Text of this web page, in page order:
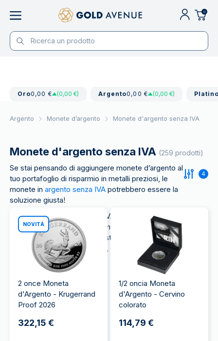
0
Oro0,00 € (0,00 €) Argento0,00 € (0,00 €)
Argento Monete d’argento Monete d'argento senza IVA
Monete d'argento senza IVA (259 prodotti)
Se stai pensando di aggiungere monete d’argento al
tuo portafoglio di risparmio in metalli preziosi, le
monete in argento senza IVA potrebbero essere la
soluzione giusta!
Le monete d’argento senza IVA consentono di
risparmiare sulla tassazione, investendo in un
metallo estremamente richiesto con un forte
potenziale di apprezzamento, anche con un piccolo
budget.
4
NOVITÀ
2 once Moneta
d'Argento - Krugerrand
Proof 2026
322,15 €
1/2 oncia Moneta
d'Argento - Cervino
colorato
114,79 €